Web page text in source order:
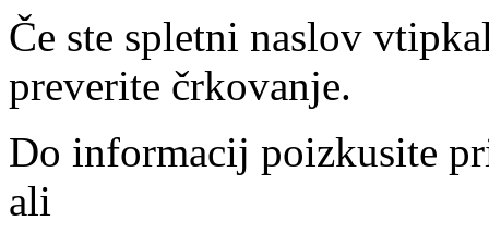
Če ste spletni naslov
preverite črkovanje.
Do informacij poizkusite
ali